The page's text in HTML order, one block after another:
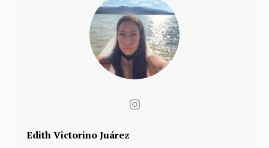
Edith Victorino Juárez